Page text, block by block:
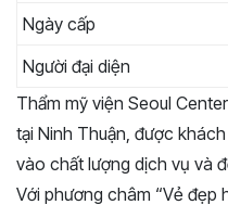
Ngày cấp
Người đại diện
Thẩm mỹ viện Seoul
tại Ninh Thuận, được
vào chất lượng dịch vụ và
Với phương châm “Vẻ đẹp